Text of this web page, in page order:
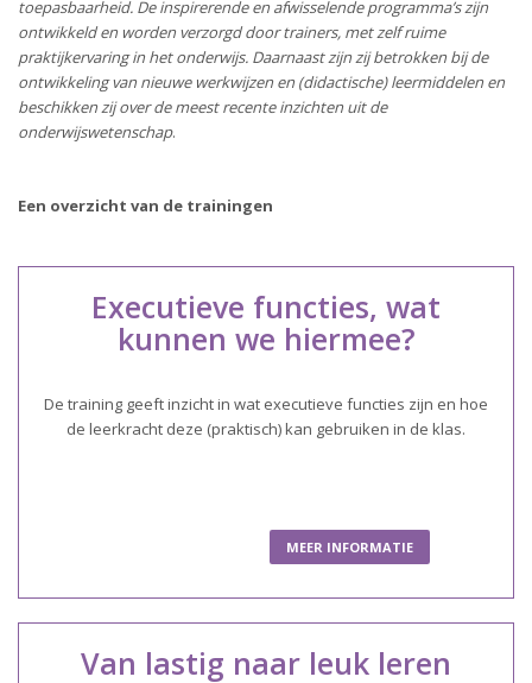
toepasbaarheid. De inspirerende en afwisselende programma’s zijn
ontwikkeld en worden verzorgd door trainers, met zelf ruime
praktijkervaring in het onderwijs. Daarnaast zijn zij betrokken bij de
ontwikkeling van nieuwe werkwijzen en (didactische) leermiddelen en
beschikken zij over de meest recente inzichten uit de
onderwijswetenschap.
Een overzicht van de trainingen
Executieve functies, wat
kunnen we hiermee?
De training geeft inzicht in wat executieve functies zijn en hoe
de leerkracht deze (praktisch) kan gebruiken in de klas.
MEER INFORMATIE
Van lastig naar leuk leren